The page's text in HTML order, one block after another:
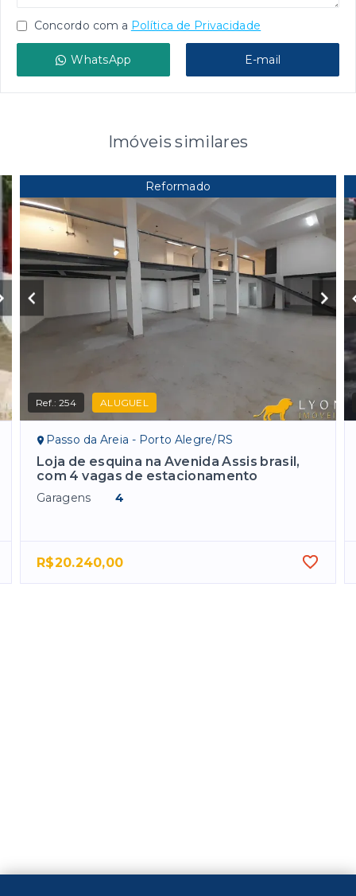
Concordo com a Política de Privacidade
WhatsApp E-mail
Imóveis similares
Reformado
Ref.:254 ALUGUEL
Passo da Areia - Porto Alegre/RS
Loja de esquina na Avenida Assis brasil,
com 4 vagas de estacionamento
Garagens 4
R$20.240,00